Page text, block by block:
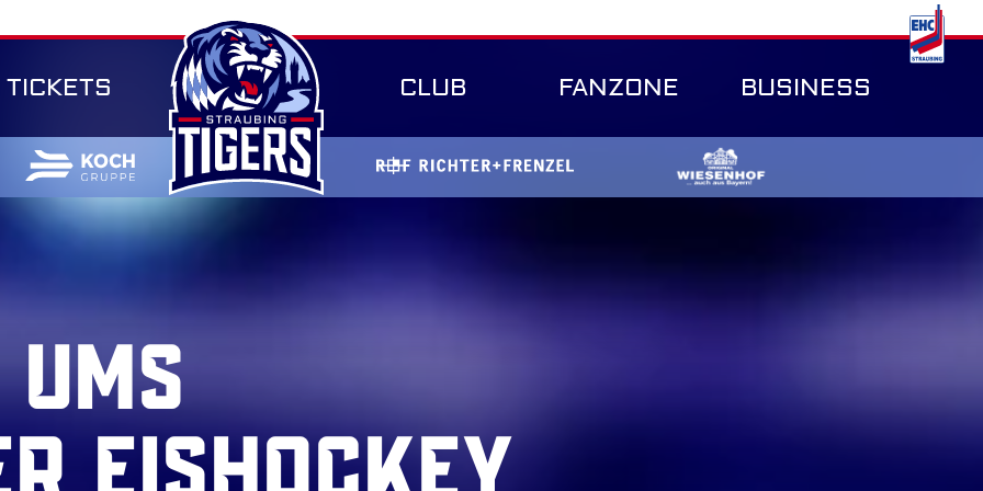
TICKETS CLUB FANZONE BUSINESS
UMS